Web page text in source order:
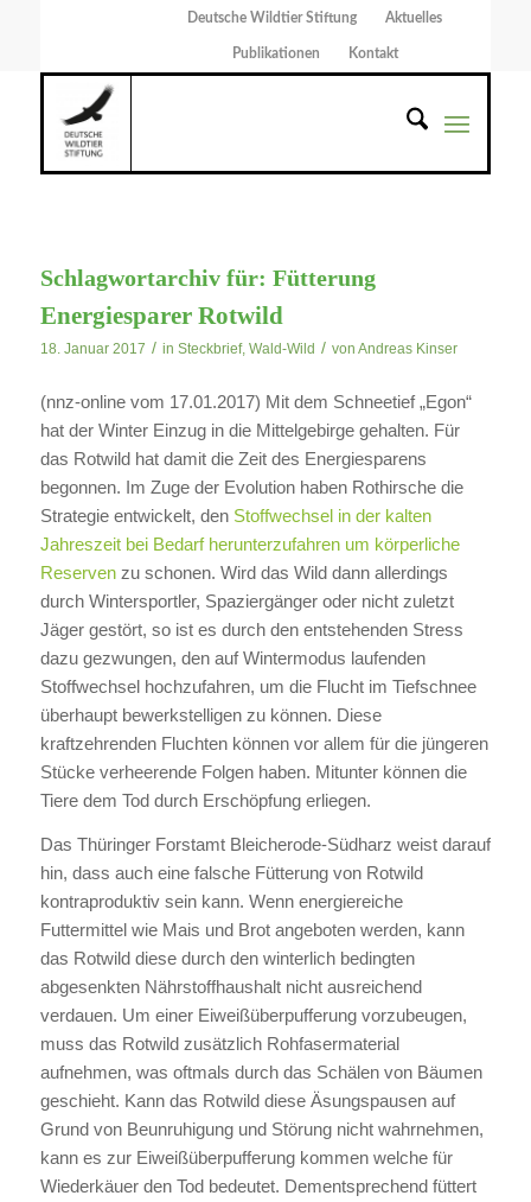
Deutsche Wildtier Stiftung Aktuelles
Publikationen Kontakt
Schlagwortarchiv für: Fütterung
Energiesparer Rotwild
18. Januar 2017 / in Steckbrief, Wald-Wild / von Andreas Kinser
(nnz-online vom 17.01.2017) Mit dem Schneetief „Egon“
hat der Winter Einzug in die Mittelgebirge gehalten. Für
das Rotwild hat damit die Zeit des Energiesparens
begonnen. Im Zuge der Evolution haben Rothirsche die
Strategie entwickelt, den Stoffwechsel in der kalten
Jahreszeit bei Bedarf herunterzufahren um körperliche
Reservenzu schonen. Wird das Wild dann allerdings
durch Wintersportler, Spaziergänger oder nicht zuletzt
Jäger gestört, so ist es durch den entstehenden Stress
dazu gezwungen, den auf Wintermodus laufenden
Stoffwechsel hochzufahren, um die Flucht im Tiefschnee
überhaupt bewerkstelligen zu können. Diese
kraftzehrenden Fluchten können vor allem für die jüngeren
Stücke verheerende Folgen haben. Mitunter können die
Tiere dem Tod durch Erschöpfung erliegen.
Das Thüringer Forstamt Bleicherode-Südharz weist darauf
hin, dass auch eine falsche Fütterung von Rotwild
kontraproduktiv sein kann. Wenn energiereiche
Futtermittel wie Mais und Brot angeboten werden, kann
das Rotwild diese durch den winterlich bedingten
abgesenkten Nährstoffhaushalt nicht ausreichend
verdauen. Um einer Eiweißüberpufferung vorzubeugen,
muss das Rotwild zusätzlich Rohfasermaterial
aufnehmen, was oftmals durch das Schälen von Bäumen
geschieht. Kann das Rotwild diese Äsungspausen auf
Grund von Beunruhigung und Störung nicht wahrnehmen,
kann es zur Eiweißüberpufferung kommen welche für
Wiederkäuer den Tod bedeutet. Dementsprechend füttert